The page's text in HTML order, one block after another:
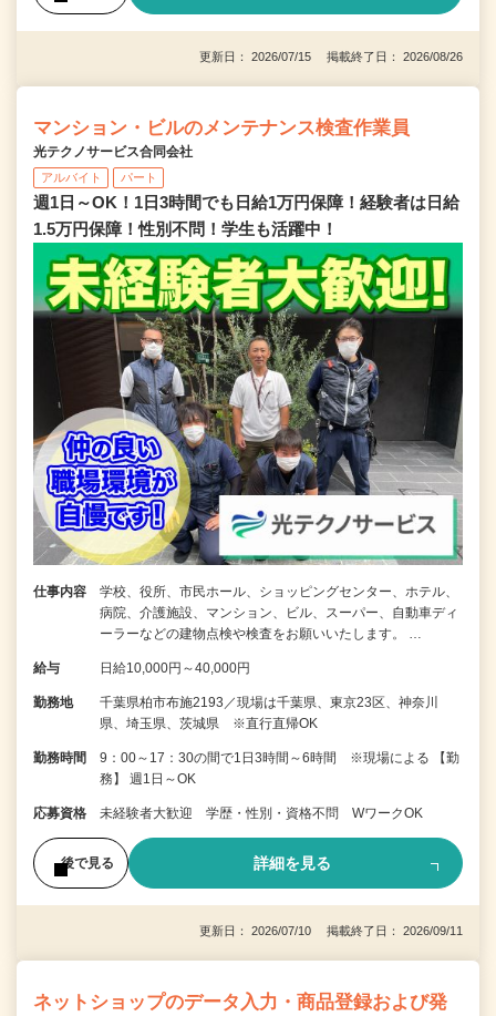
更新日： 2026/07/15 掲載終了日： 2026/08/26
マンション・ビルのメンテナンス検査作業員
光テクノサービス合同会社
アルバイト パート
週1日～OK！1日3時間でも日給1万円保障！経験者は日給
1.5万円保障！性別不問！学生も活躍中！
仕事内容
学校、役所、市民ホール、ショッピングセンター、ホテル、
病院、介護施設、マンション、ビル、スーパー、自動車ディ
ーラーなどの建物点検や検査をお願いいたします。 …
給与 日給10,000円～40,000円
勤務地
千葉県柏市布施2193／現場は千葉県、東京23区、神奈川
県、埼玉県、茨城県 ※直行直帰OK
勤務時間
9：00～17：30の間で1日3時間～6時間 ※現場による 【勤
務】 週1日～OK
応募資格 未経験者大歓迎 学歴・性別・資格不問 WワークOK
後で見る 詳細を見る
更新日： 2026/07/10 掲載終了日： 2026/09/11
ネットショップのデータ入力・商品登録および発